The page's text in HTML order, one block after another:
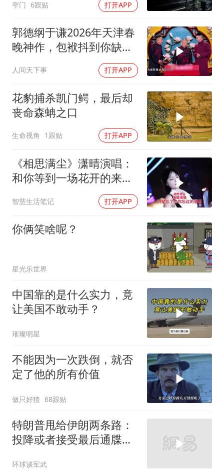
窄门 6跟贴 打开APP
郭德纲于谦2026年天津春
晚神作，包袱抖到你缺氧
人间天下事 打开APP
花豹捕杀凯门鳄，最后却
丧命森蚺之口
生命视角 1跟贴 打开APP
《相思满尘》潇晴演唱：
和你等到一场花开的来
智慧生活笔记 打开APP
你俩笑啥呢？
星光乐世界
中国靠的是什么实力，竟
让美国不敢动手？
璀璨明星
不能因为一次跌倒，就否
定了他的所有价值
做只好猹 68跟贴
特朗普甩给伊朗两条路：
投降或者接受最后通牒，
打下美军一架无人机
环球谈军武